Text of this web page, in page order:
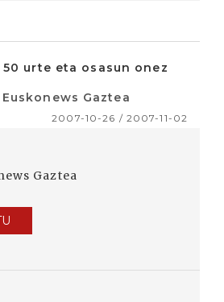
50 urte eta osasun onez
Gaztea
2007-10-26 / 2007-11-02
Gaztea